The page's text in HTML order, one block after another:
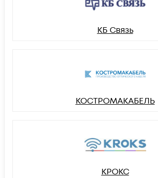
КБ Связь
КОСТРОМАКАБЕЛЬ
КРОКС